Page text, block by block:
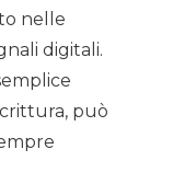
nelle
digitali.
può